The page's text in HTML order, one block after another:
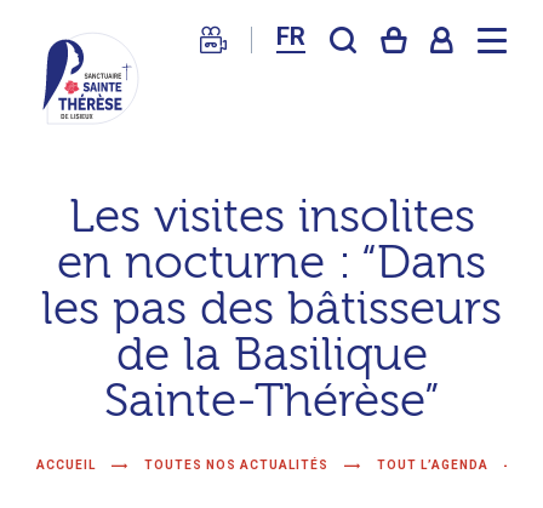
FR
Basilique
Sainte
Les visites insolites
en nocturne : “Dans
les pas des bâtisseurs
de la Basilique
Sainte-Thérèse”
ACCUEIL TOUTES NOS ACTUALITÉS TOUT L’AGENDA